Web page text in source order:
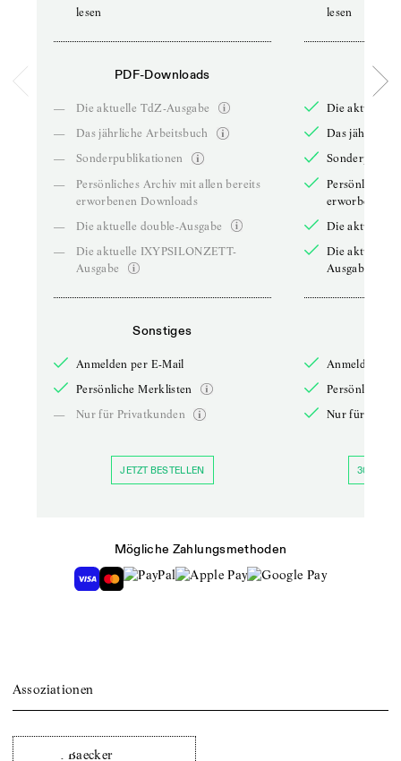
lesen
PDF-Downloads
—
Die aktuelle TdZ-Ausgabe
—
Das jährliche Arbeitsbuch
—
Sonderpublikationen
—
Persönliches Archiv mit allen bereits
erworbenen Downloads
—
Die aktuelle double-Ausgabe
—
Die aktuelle IXYPSILONZETT-
Ausgabe
Sonstiges
Anmelden per E-Mail
Persönliche Merklisten
—
Nur für Privatkunden
JETZT BESTELLEN
lesen
Die aktuelle
Das jährliche
Persönliches
erworbenen
Die aktuelle
Die aktuelle
Ausgabe
Anmelden
Persönliche
Nur für
30 TAGE
Mögliche Zahlungsmethoden
Assoziationen